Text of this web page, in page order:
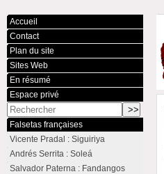
Accueil
Contact
Plan du site
Sites Web
En résumé
Espace privé
Falsetas françaises
Vicente Pradal : Siguiriya
Andrés Serrita : Soleá
Salvador Paterna : Fandangos